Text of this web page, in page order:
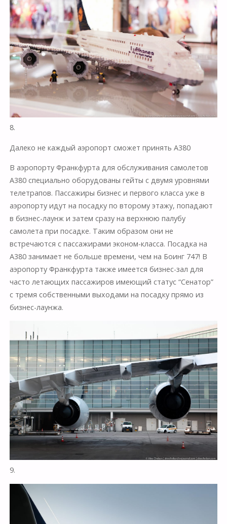
8.
Далеко не каждый аэропорт сможет принять А380
В аэропорту Франкфурта для обслуживания самолетов
А380 специально оборудованы гейты с двумя уровнями
телетрапов. Пассажиры бизнес и первого класса уже в
аэропорту идут на посадку по второму этажу, попадают
в бизнес-лаунж и затем сразу на верхнюю палубу
самолета при посадке. Таким образом они не
встречаются с пассажирами эконом-класса. Посадка на
А380 занимает не больше времени, чем на Боинг 747! В
аэропорту Франкфурта также имеется бизнес-зал для
часто летающих пассажиров имеющий статус “Сенатор”
с тремя собственными выходами на посадку прямо из
бизнес-лаунжа.
9.